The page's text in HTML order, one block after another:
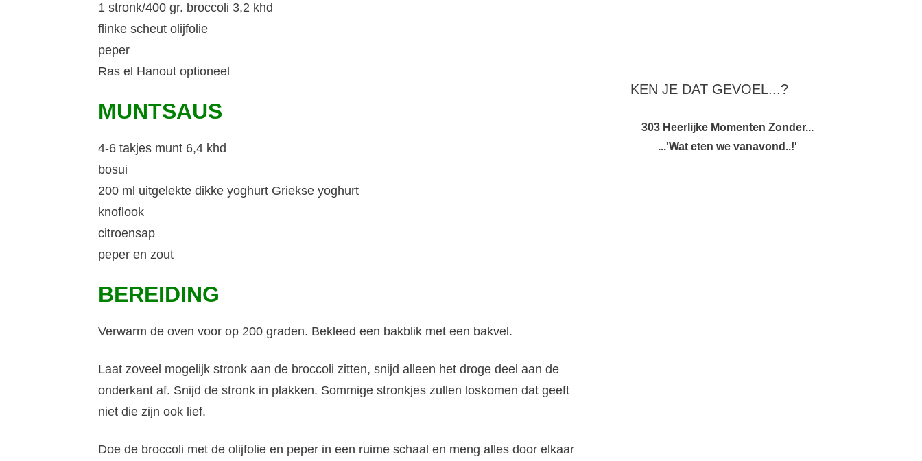
1 stronk/400 gr. broccoli 3,2 khd
flinke scheut olijfolie
peper
Ras el Hanout optioneel
MUNTSAUS
4-6 takjes munt 6,4 khd
bosui
200 ml uitgelekte dikke yoghurt Griekse yoghurt
knoflook
citroensap
peper en zout
BEREIDING
Verwarm de oven voor op 200 graden. Bekleed een bakblik met een bakvel.
Laat zoveel mogelijk stronk aan de broccoli zitten, snijd alleen het droge deel aan de
onderkant af. Snijd de stronk in plakken. Sommige stronkjes zullen loskomen dat geeft
niet die zijn ook lief.
Doe de broccoli met de olijfolie en peper in een ruime schaal en meng alles door elkaar
KEN JE DAT GEVOEL...?
303 Heerlijke Momenten Zonder...
...'Wat eten we vanavond..!'